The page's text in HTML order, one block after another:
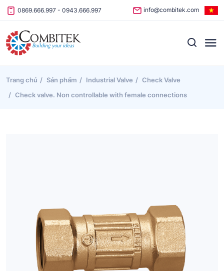
Skip to content
0869.666.997 - 0943.666.997 info@combitek.com
Trang chủ Sản phẩm Industrial Valve
Check Valve
Check valve. Non controllable with female connections